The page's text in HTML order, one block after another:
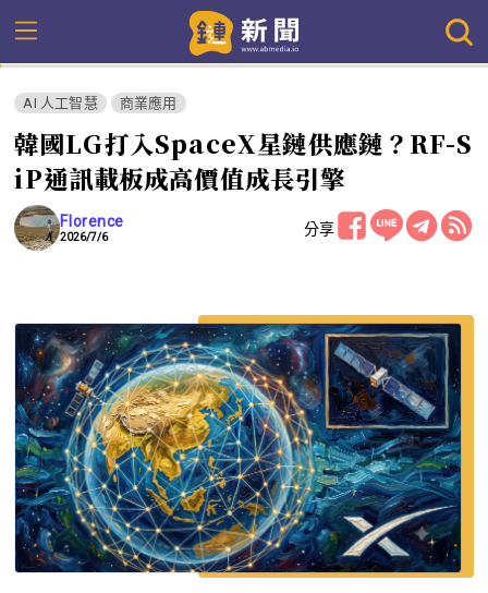
AI 人工智慧 商業應用
韓國LG打入SpaceX星鏈供應鏈？RF-S
iP通訊載板成高價值成長引擎
Florence
2026/7/6 分享